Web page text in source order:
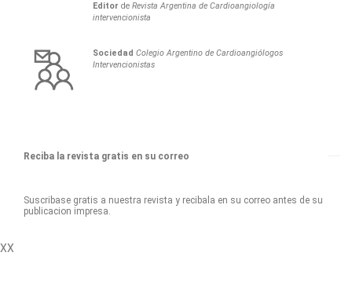
Editor deRevista Argentina de Cardioangiología
intervencionista
Sociedad Colegio Argentino de Cardioangiólogos
Intervencionistas
Reciba la revista gratis en su correo
Suscribase gratis a nuestra revista y recibala en su correo antes de su
publicacion impresa.
XX